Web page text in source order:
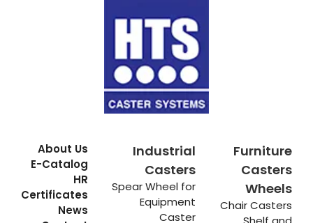
Furniture
Casters
Wheels
Chair Casters
Industrial
Casters
Spear Wheel for
Equipment
Caster
About Us
E-Catalog
HR
Certificates
News